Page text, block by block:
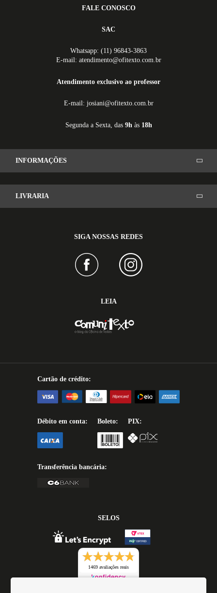
FALE CONOSCO
SAC
Whatsapp: (11) 96843-3863
E-mail: atendimento@ofitexto.com.br
Atendimento exclusivo ao professor
E-mail: josiani@ofitexto.com.br
Segunda a Sexta, das 9h às 18h
INFORMAÇÕES
LIVRARIA
SIGA NOSSAS REDES
LEIA
Cartão de crédito:
Débito em conta: Boleto: PIX:
Transferência bancária:
SELOS
1469 avaliações reais